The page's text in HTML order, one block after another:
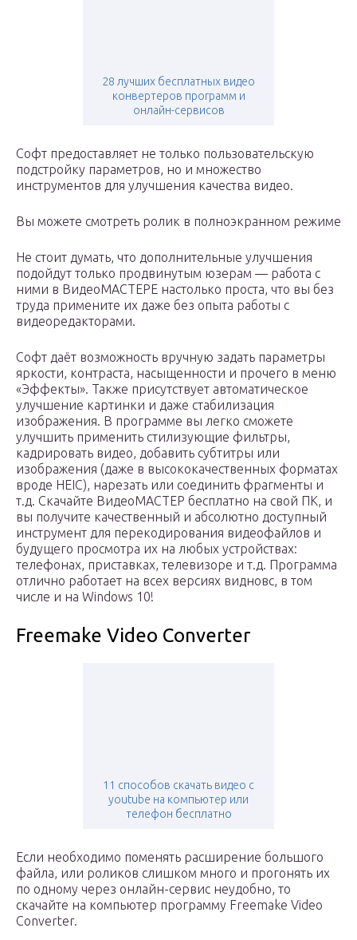
28 лучших бесплатных видео
конвертеров программ и
онлайн-сервисов
Софт предоставляет не только пользовательскую
подстройку параметров, но и множество
инструментов для улучшения качества видео.
Вы можете смотреть ролик в полноэкранном режиме
Не стоит думать, что дополнительные улучшения
подойдут только продвинутым юзерам — работа с
ними в ВидеоМАСТЕРЕ настолько проста, что вы без
труда примените их даже без опыта работы с
видеоредакторами.
Софт даёт возможность вручную задать параметры
яркости, контраста, насыщенности и прочего в меню
«Эффекты». Также присутствует автоматическое
улучшение картинки и даже стабилизация
изображения. В программе вы легко сможете
улучшить применить стилизующие фильтры,
кадрировать видео, добавить субтитры или
изображения (даже в высококачественных форматах
вроде HEIC), нарезать или соединить фрагменты и
т.д. Скачайте ВидеоМАСТЕР бесплатно на свой ПК, и
вы получите качественный и абсолютно доступный
инструмент для перекодирования видеофайлов и
будущего просмотра их на любых устройствах:
телефонах, приставках, телевизоре и т.д. Программа
отлично работает на всех версиях видновс, в том
числе и на Windows 10!
Freemake Video Converter
11 способов скачать видео с
youtube на компьютер или
телефон бесплатно
Если необходимо поменять расширение большого
файла, или роликов слишком много и прогонять их
по одному через онлайн-сервис неудобно, то
скачайте на компьютер программу Freemake Video
Converter.